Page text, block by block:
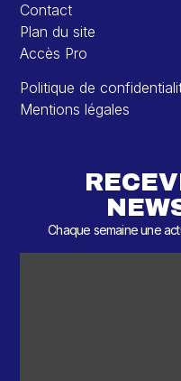
Contact
Plan du site
Accès Pro
Politique de
Mentions légales
Chaque semaine une